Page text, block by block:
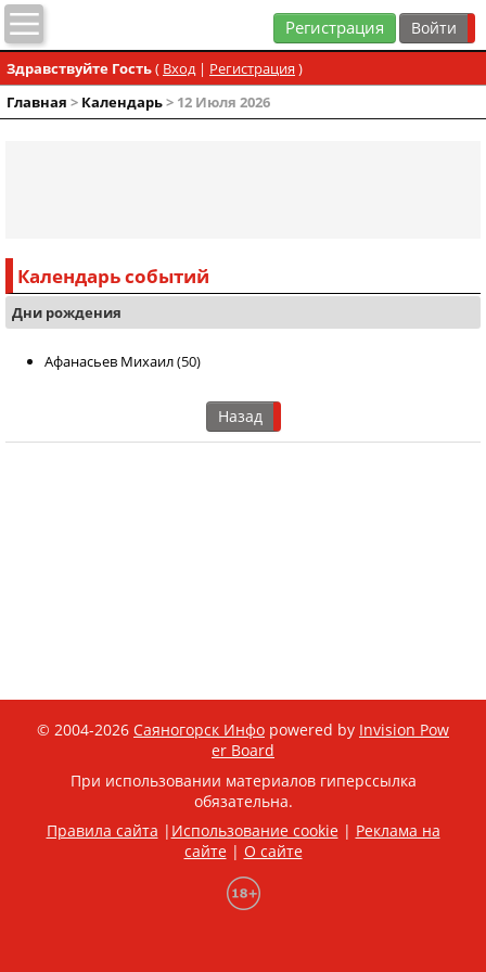
Регистрация
Здравствуйте Гость( Вход| Регистрация )
Главная > Календарь> 12 Июля 2026
Календарь событий
Дни рождения
Афанасьев Михаил(50)
Назад
© 2004-2026 Саяногорск Инфо powered by Invision Pow
er Board
При использовании материалов гиперссылка
обязательна.
Правила сайта | Использование cookie| Реклама на
сайте| О сайте